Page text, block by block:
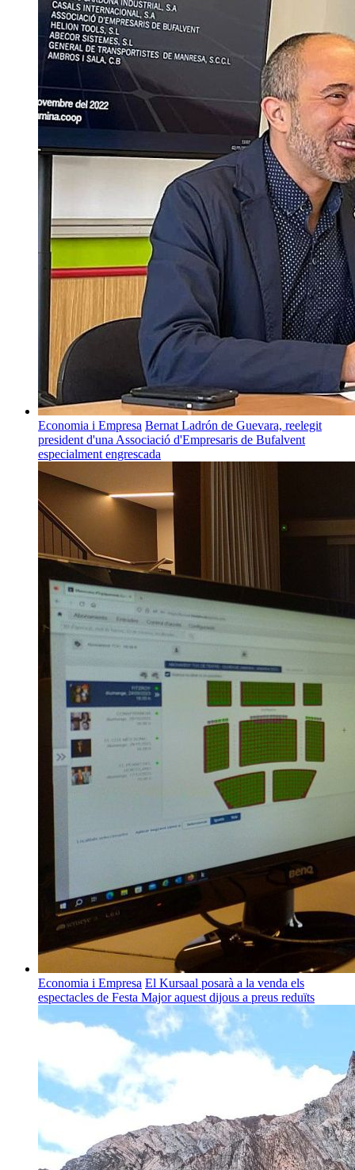
Economia i Empresa Bernat Ladrón de Guevara, reelegit
president d'una Associació d'Empresaris de Bufalvent
especialment engrescada
Economia i Empresa El Kursaal posarà a la venda els
espectacles de Festa Major aquest dijous a preus reduïts